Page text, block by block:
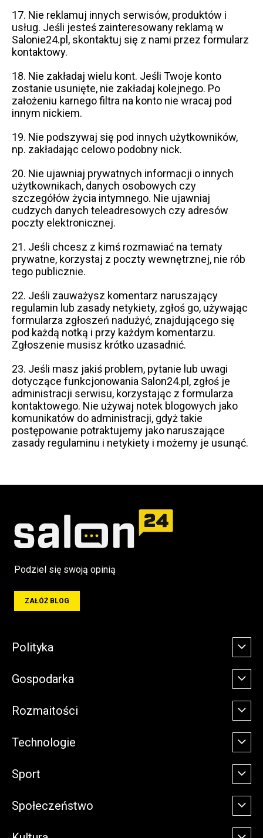
17. Nie reklamuj innych serwisów, produktów i
usług. Jeśli jesteś zainteresowany reklamą w
Salonie24.pl, skontaktuj się z nami przez formularz
kontaktowy.
18. Nie zakładaj wielu kont. Jeśli Twoje konto
zostanie usunięte, nie zakładaj kolejnego. Po
założeniu karnego filtra na konto nie wracaj pod
innym nickiem.
19. Nie podszywaj się pod innych użytkowników,
np. zakładając celowo podobny nick.
20. Nie ujawniaj prywatnych informacji o innych
użytkownikach, danych osobowych czy
szczegółów życia intymnego. Nie ujawniaj
cudzych danych teleadresowych czy adresów
poczty elektronicznej.
21. Jeśli chcesz z kimś rozmawiać na tematy
prywatne, korzystaj z poczty wewnętrznej, nie rób
tego publicznie.
22. Jeśli zauważysz komentarz naruszający
regulamin lub zasady netykiety, zgłoś go, używając
formularza zgłoszeń nadużyć, znajdującego się
pod każdą notką i przy każdym komentarzu.
Zgłoszenie musisz krótko uzasadnić.
23. Jeśli masz jakiś problem, pytanie lub uwagi
dotyczące funkcjonowania Salon24.pl, zgłoś je
administracji serwisu, korzystając z formularza
kontaktowego. Nie używaj notek blogowych jako
komunikatów do administracji, gdyż takie
postępowanie potraktujemy jako naruszające
zasady regulaminu i netykiety i możemy je usunąć.
Podziel się swoją opinią
ZAŁÓŻ BLOG
Polityka
Gospodarka
Rozmaitości
Technologie
Sport
Społeczeństwo